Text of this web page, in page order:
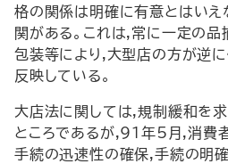
格の関係は明確に有意とはい
関がある。これは,常に一定の
包装等により,大型店の方が逆
反映している。
大店法に関しては,規制緩和を
ところであるが,91年5月,消費
手続の迅速性の確保,手続の明